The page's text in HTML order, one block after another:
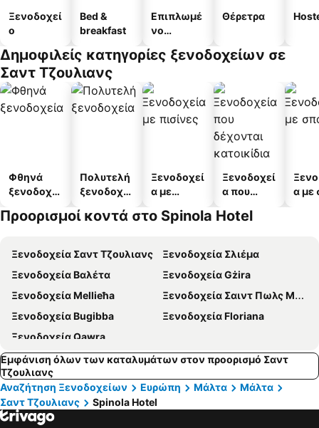
Ξενοδοχεί
ο
Bed &
breakfast
Επιπλωμέ
νο
α
Θέρετρα
Δημοφιλείς κατηγορίες ξενοδοχείων σε
Σαντ Τζουλιανς
Φθηνά
ξενοδοχεί
Πολυτελή
ξενοδοχεί
Ξενοδοχεί
α με
Ξενοδοχεί
α που
κατοικίδι
α με
Προορισμοί κοντά στο Spinola Hotel
Ξενοδοχεία Σαντ Τζουλιανς
Ξενοδοχεία Σλιέμα
Ξενοδοχεία Βαλέτα
Ξενοδοχεία Gżira
Ξενοδοχεία Mellieħa
Ξενοδοχεία Σαιντ Πωλς Μπεϋ
Ξενοδοχεία Bugibba
Ξενοδοχεία Floriana
Ξενοδοχεία Qawra
Εμφάνιση όλων των καταλυμάτων στον προορισμό Σαντ
Τζουλιανς
Αναζήτηση Ξενοδοχείων
Ευρώπη Μάλτα
Μάλτα
Σαντ Τζουλιανς
Spinola Hotel